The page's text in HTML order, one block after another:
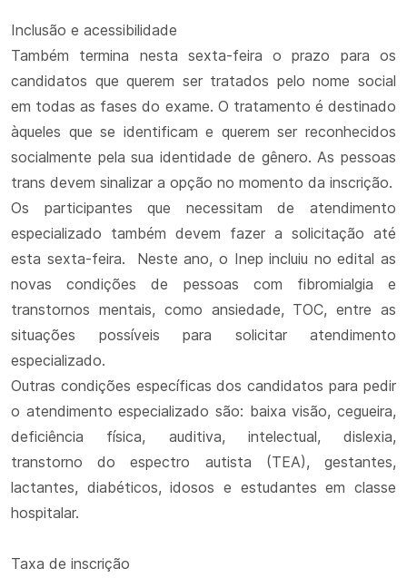
Inclusão e acessibilidade
Também termina nesta sexta-feira o prazo para os
candidatos que querem ser tratados pelo nome social
em todas as fases do exame. O tratamento é destinado
àqueles que se identificam e querem ser reconhecidos
socialmente pela sua identidade de gênero. As pessoas
trans devem sinalizar a opção no momento da inscrição.
Os participantes que necessitam de atendimento
especializado também devem fazer a solicitação até
esta sexta-feira. Neste ano, o Inep incluiu no edital as
novas condições de pessoas com fibromialgia e
transtornos mentais, como ansiedade, TOC, entre as
situações possíveis para solicitar atendimento
especializado.
Outras condições específicas dos candidatos para pedir
o atendimento especializado são: baixa visão, cegueira,
deficiência física, auditiva, intelectual, dislexia,
transtorno do espectro autista (TEA), gestantes,
lactantes, diabéticos, idosos e estudantes em classe
hospitalar.
Taxa de inscrição